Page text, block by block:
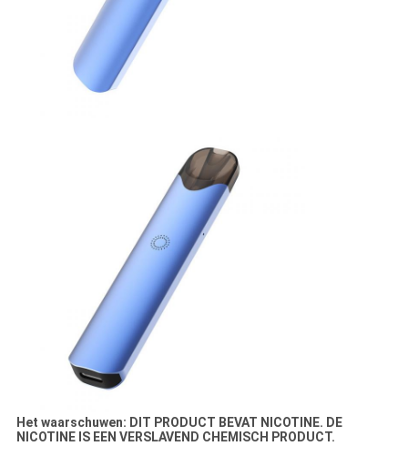
Het waarschuwen: DIT PRODUCT BEVAT NICOTINE. DE
NICOTINE IS EEN VERSLAVEND CHEMISCH PRODUCT.